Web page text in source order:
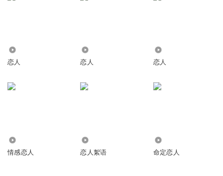
恋人 恋人 恋人
情感恋人 恋人絮语 命定恋人